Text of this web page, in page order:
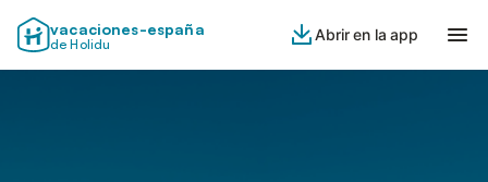
vacaciones-españa
de Holidu
Abrir en la app